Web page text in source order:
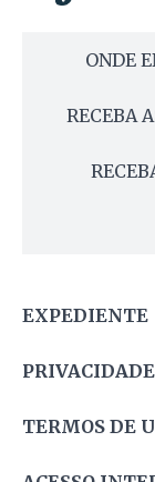
ONDE
RECEBA
EXPEDIENTE
PRIVACIDADE
TERMOS DE